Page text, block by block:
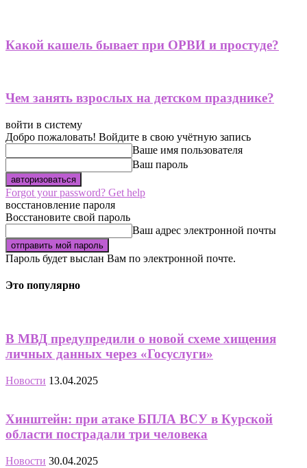
Какой кашель бывает при ОРВИ и простуде?
Чем занять взрослых на детском празднике?
войти в систему
Добро пожаловать! Войдите в свою учётную запись
Ваше имя пользователя
Ваш пароль
Forgot your password? Get help
восстановление пароля
Восстановите свой пароль
Ваш адрес электронной почты
Пароль будет выслан Вам по электронной почте.
Это популярно
В МВД предупредили о новой схеме хищения
личных данных через «Госуслуги»
Новости 13.04.2025
Хинштейн: при атаке БПЛА ВСУ в Курской
области пострадали три человека
Новости 30.04.2025